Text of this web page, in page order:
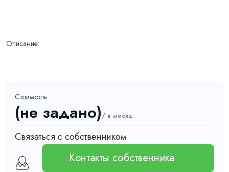
Описание:
Стоимость
(не задано)/ в месяц
Связаться с собственником
Контакты собственника